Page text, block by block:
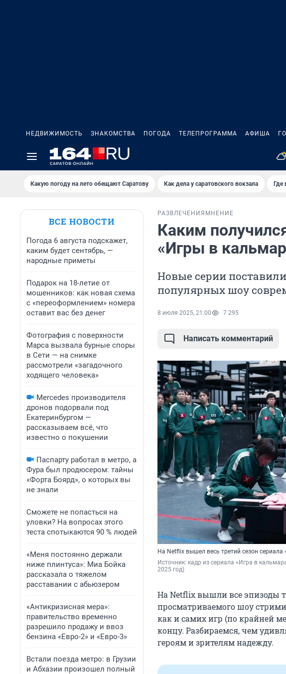
НЕДВИЖИМОСТЬ ЗНАКОМСТВА ПОГОДА ТЕЛЕПРОГРАММА АФИША
Какую погоду на лето обещают Саратову Как дела у саратовского вокзала Где
ВСЕ НОВОСТИ
Погода 6 августа подскажет,
каким будет сентябрь, —
народные приметы
Подарок на 18-летие от
мошенников: как новая схема
с «переоформлением» номера
оставит вас без денег
Фотография с поверхности
Марса вызвала бурные споры
в Сети — на снимке
рассмотрели «загадочного
ходящего человека»
Mercedes производителя
дронов подорвали под
Екатеринбургом —
рассказываем всё, что
известно о покушении
Паспарту работал в метро, а
Фура был продюсером: тайны
«Форта Боярд», о которых вы
не знали
Сможете не попасться на
уловки? На вопросах этого
теста спотыкаются 90 % людей
«Меня постоянно держали
ниже плинтуса»: Миа Бойка
рассказала о тяжелом
расставании с абьюзером
«Антикризисная мера»:
правительство временно
разрешило продажу и ввоз
бензина «Евро-2» и «Евро-3»
Встали поезда метро: в Грузии
и Абхазии произошел полный
РАЗВЛЕЧЕНИЯ МНЕНИЕ
Каким
«Игры в
Новые серии
популярных шоу
8 июля 2025, 21:00 7 295
Написать комментарий
На Netflix вышел весь третий сезон
Источник: кадр из сериала «Игра в
2025 год)
На Netflix вышли все эпизоды
просматриваемого шоу
как и самих игр (по крайней
концу. Разбираемся, чем
героям и зрителям надежду.